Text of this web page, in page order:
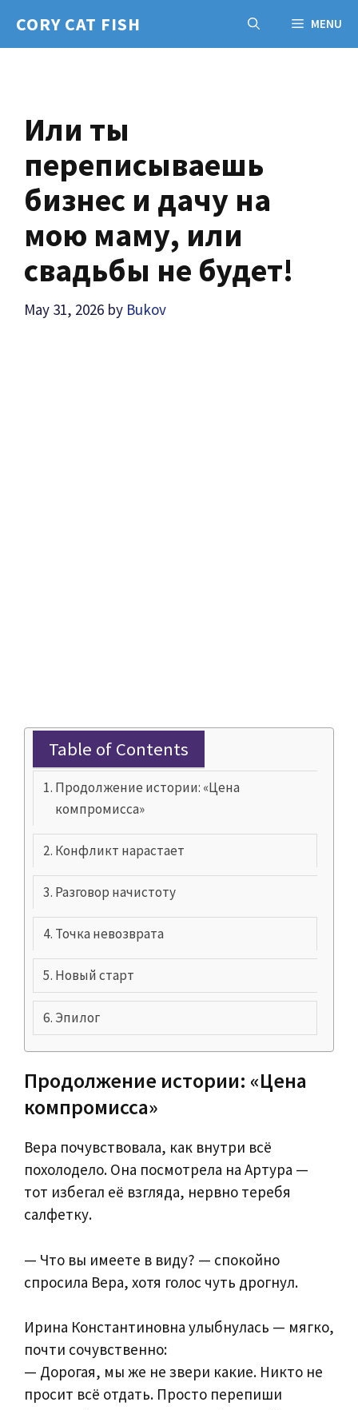
CORY CAT FISH MENU
Или ты
переписываешь
бизнес и дачу на
мою маму, или
свадьбы не будет!
May 31, 2026 by Bukov
Table of Contents
Продолжение истории: «Цена
компромисса»
Конфликт нарастает
Разговор начистоту
Точка невозврата
Новый старт
Эпилог
Продолжение истории: «Цена
компромисса»
Вера почувствовала, как внутри всё
похолодело. Она посмотрела на Артура —
тот избегал её взгляда, нервно теребя
салфетку.
— Что вы имеете в виду? — спокойно
спросила Вера, хотя голос чуть дрогнул.
Ирина Константиновна улыбнулась — мягко,
почти сочувственно:
— Дорогая, мы же не звери какие. Никто не
просит всё отдать. Просто перепиши